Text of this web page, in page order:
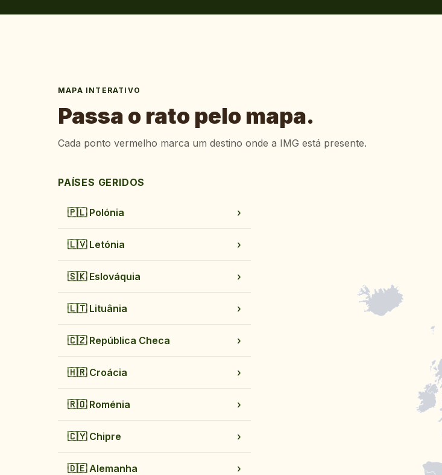
MAPA INTERATIVO
Passa o rato pelo mapa.
Cada ponto vermelho marca um destino onde a IMG está presente.
PAÍSES GERIDOS
🇵🇱 Polónia ›
🇱🇻 Letónia ›
🇸🇰 Eslováquia ›
🇱🇹 Lituânia ›
🇨🇿 República Checa ›
🇭🇷 Croácia ›
🇷🇴 Roménia ›
🇨🇾 Chipre ›
🇩🇪 Alemanha ›